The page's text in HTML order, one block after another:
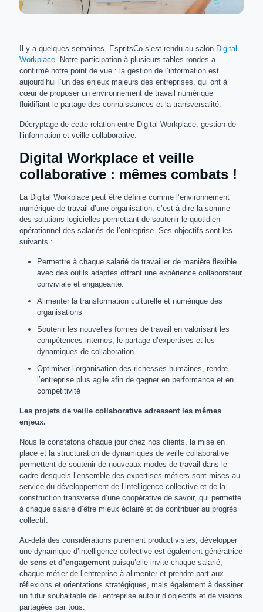
Il y a quelques semaines, EspritsCo s’est rendu au salon Digital
Workplace . Notre participation à plusieurs tables rondes a
confirmé notre point de vue : la gestion de l’information est
aujourd’hui l’un des enjeux majeurs des entreprises, qui ont à
cœur de proposer un environnement de travail numérique
fluidifiant le partage des connaissances et la transversalité.
Décryptage de cette relation entre Digital Workplace, gestion de
l’information et veille collaborative.
Digital Workplace et veille
collaborative : mêmes combats !
La Digital Workplace peut être définie comme l’environnement
numérique de travail d’une organisation, c’est-à-dire la somme
des solutions logicielles permettant de soutenir le quotidien
opérationnel des salariés de l’entreprise. Ses objectifs sont les
suivants :
Permettre à chaque salarié de travailler de manière flexible
avec des outils adaptés offrant une expérience collaborateur
conviviale et engageante.
Alimenter la transformation culturelle et numérique des
organisations
Soutenir les nouvelles formes de travail en valorisant les
compétences internes, le partage d’expertises et les
dynamiques de collaboration.
Optimiser l’organisation des richesses humaines, rendre
l’entreprise plus agile afin de gagner en performance et en
compétitivité
Les projets de veille collaborative adressent les mêmes
enjeux.
Nous le constatons chaque jour chez nos clients, la mise en
place et la structuration de dynamiques de veille collaborative
permettent de soutenir de nouveaux modes de travail dans le
cadre desquels l’ensemble des expertises métiers sont mises au
service du développement de l’intelligence collective et de la
construction transverse d’une coopérative de savoir, qui permette
à chaque salarié d’être mieux éclairé et de contribuer au progrès
collectif.
Au-delà des considérations purement productivistes, développer
une dynamique d’intelligence collective est également génératrice
de sens et d’engagement puisqu’elle invite chaque salarié,
chaque métier de l’entreprise à alimenter et prendre part aux
réflexions et orientations stratégiques, mais également à dessiner
un futur souhaitable de l’entreprise autour d’objectifs et de visions
partagées par tous.